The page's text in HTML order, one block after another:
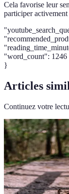
Cela favorise leur
participer activement
"word_count": 1246
}
Articles
Continuez votre